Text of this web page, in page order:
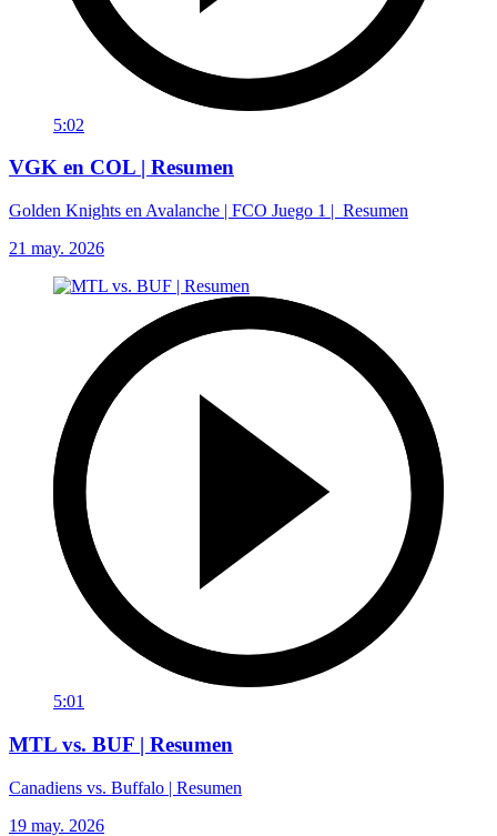
5:02
VGK en COL | Resumen
Golden Knights en Avalanche | FCO Juego 1 | Resumen
21 may. 2026
5:01
MTL vs. BUF | Resumen
Canadiens vs. Buffalo | Resumen
19 may. 2026